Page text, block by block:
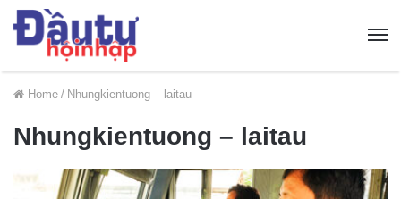
Home / Nhungkientuong – laitau
Nhungkientuong – laitau